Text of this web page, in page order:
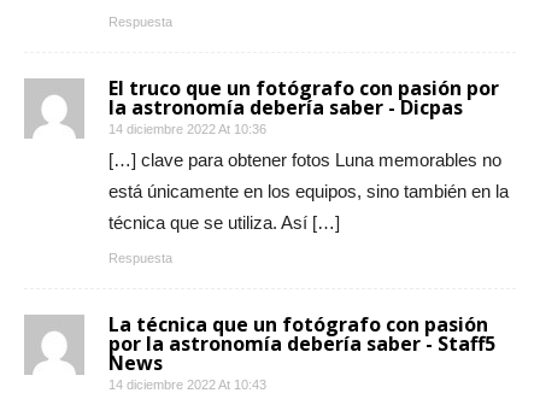
Respuesta
El truco que un fotógrafo con pasión por
la astronomía debería saber - Dicpas
14 diciembre 2022 At 10:36
[…] clave para obtener fotos Luna memorables no
está únicamente en los equipos, sino también en la
técnica que se utiliza. Así […]
Respuesta
La técnica que un fotógrafo con pasión
por la astronomía debería saber - Staff5
News
14 diciembre 2022 At 10:43